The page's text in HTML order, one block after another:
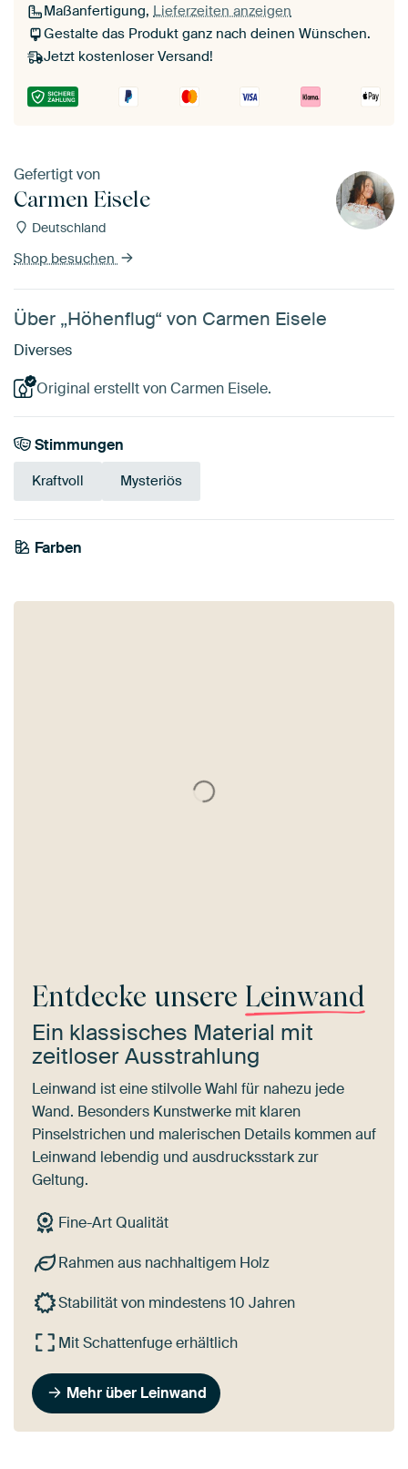
Maßanfertigung, Lieferzeiten anzeigen
Gestalte das Produkt ganz nach deinen Wünschen.
Jetzt kostenloser Versand!
Gefertigt von
Carmen Eisele
Deutschland
Shop besuchen
Über „Höhenflug“ von Carmen Eisele
Diverses
Original erstellt von Carmen Eisele.
Stimmungen
Kraftvoll Mysteriös
Farben
Braun
Anthrazit
Entdecke unsere Leinwand
Ein klassisches Material mit
zeitloser Ausstrahlung
Leinwand ist eine stilvolle Wahl für nahezu jede
Wand. Besonders Kunstwerke mit klaren
Pinselstrichen und malerischen Details kommen auf
Leinwand lebendig und ausdrucksstark zur
Geltung.
Fine-Art Qualität
Rahmen aus nachhaltigem Holz
Stabilität von mindestens 10 Jahren
Mit Schattenfuge erhältlich
Mehr über Leinwand